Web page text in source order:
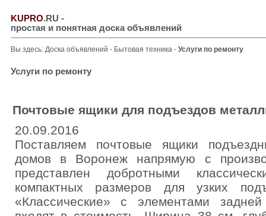
KUPRO.RU -
простая и понятная доска объявлений
Вы здесь: Доска объявлений - Бытовая техника - Услуги по ремонту
Услуги по ремонту
Почтовые ящики для подъездов
20.09.2016
Поставляем почтовые ящики
домов в Воронеж напрямую с
представлен добротными
компактных размеров для узких
«Классические» с элементами